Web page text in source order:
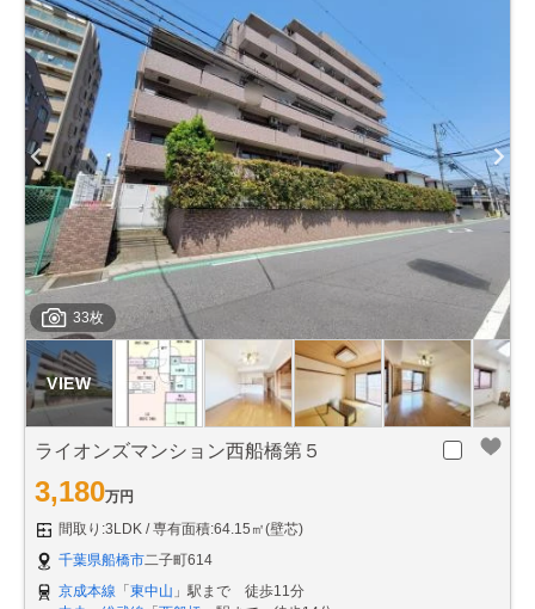
33枚
ライオンズマンション西船橋第５
3,180万円
間取り:3LDK
専有面積:64.15㎡(壁芯)
千葉県船橋市二子町614
京成本線 「 東中山 」駅まで 徒歩11分